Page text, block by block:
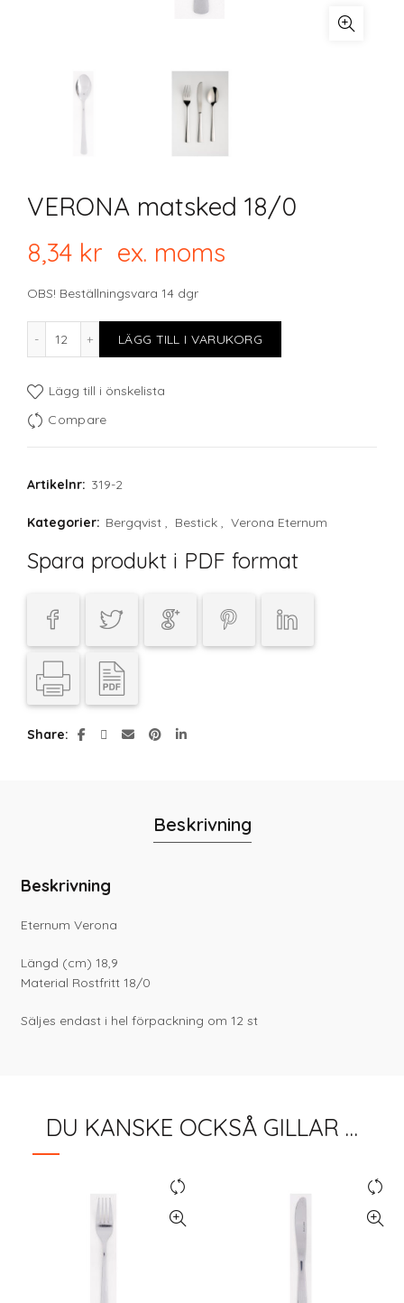
VERONA matsked 18/0
8,34 kr ex. moms
OBS! Beställningsvara 14 dgr
VERONA matsked 18/0 mängd
LÄGG TILL I VARUKORG
Lägg till i önskelista
Compare
Artikelnr: 319-2
Kategorier: Bergqvist , Bestick , Verona Eternum
Spara produkt i PDF format
Share
Beskrivning
Beskrivning
Eternum Verona
Längd (cm) 18,9
Material Rostfritt 18/0
Säljes endast i hel förpackning om 12 st
DU KANSKE OCKSÅ GILLAR …